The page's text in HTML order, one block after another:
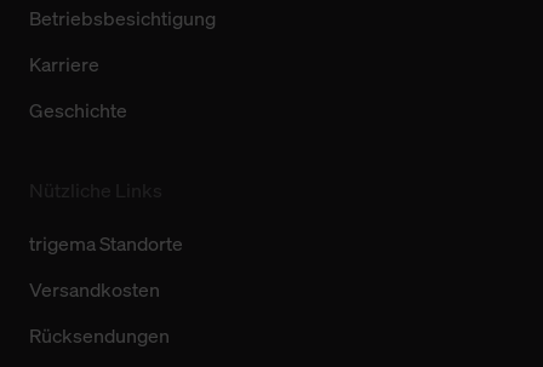
Betriebsbesichtigung
Karriere
Geschichte
trigema Standorte
Versandkosten
Rücksendungen